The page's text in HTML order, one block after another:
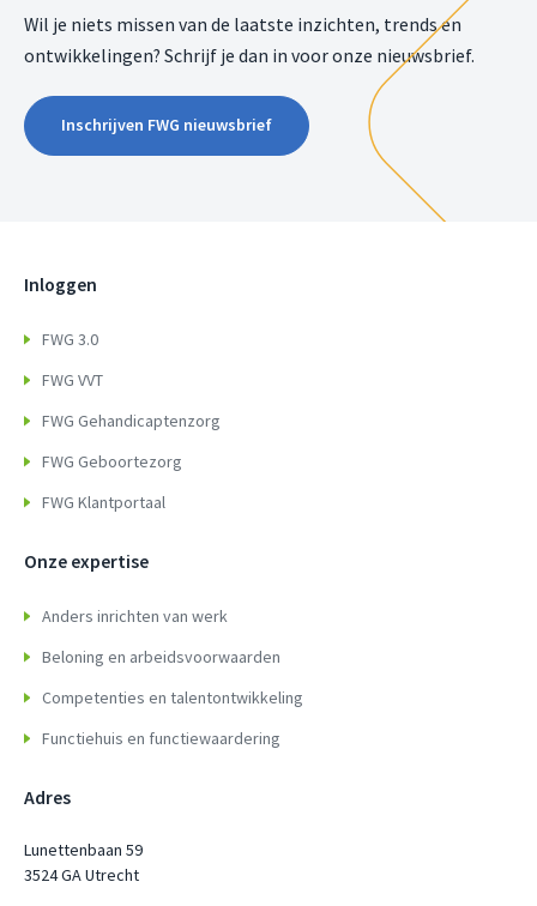
Wil je niets missen van de laatste inzichten, trends en
ontwikkelingen? Schrijf je dan in voor onze nieuwsbrief.
Inschrijven FWG nieuwsbrief
Inloggen
FWG 3.0
FWG VVT
FWG Gehandicaptenzorg
FWG Geboortezorg
FWG Klantportaal
Onze expertise
Anders inrichten van werk
Beloning en arbeidsvoorwaarden
Competenties en talentontwikkeling
Functiehuis en functiewaardering
Adres
Lunettenbaan 59
3524 GA Utrecht